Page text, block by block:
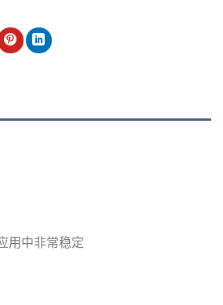
用中非常稳定